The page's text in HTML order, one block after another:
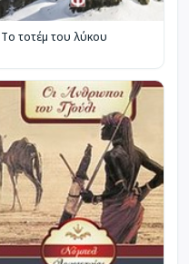
Το τοτέμ του λύκου